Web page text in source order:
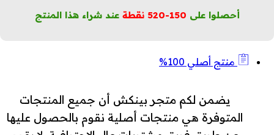
أحصلوا على 150-520 نقطة عند شراء هذا المنتج
منتج أصلي 100%
يضمن لكم متجر بينكش أن جميع المنتجات
المتوفرة هي منتجات أصلية نقوم بالحصول عليها